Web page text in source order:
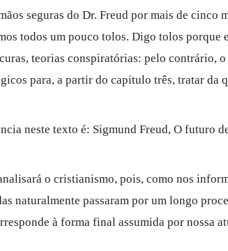
seguras do Dr. Freud por mais de cinco
todos um pouco tolos. Digo tolos porque
teorias conspiratórias: pelo contrário,
para, a partir do capitulo três, tratar da
neste texto é: Sigmund Freud, O futuro
o cristianismo, pois, como nos
naturalmente passaram por um longo
à forma final assumida por nossa